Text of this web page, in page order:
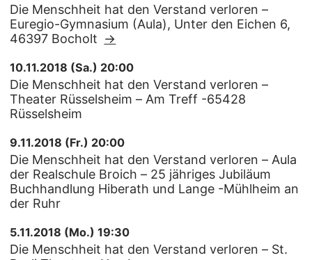
Die Menschheit hat den Verstand verloren –
Euregio-Gymnasium (Aula), Unter den Eichen 6,
46397 Bocholt →
10.11.2018 (Sa.) 20:00
Die Menschheit hat den Verstand verloren –
Theater Rüsselsheim – Am Treff -65428
Rüsselsheim
9.11.2018 (Fr.) 20:00
Die Menschheit hat den Verstand verloren – Aula
der Realschule Broich – 25 jähriges Jubiläum
Buchhandlung Hiberath und Lange -Mühlheim an
der Ruhr
5.11.2018 (Mo.) 19:30
Die Menschheit hat den Verstand verloren – St.